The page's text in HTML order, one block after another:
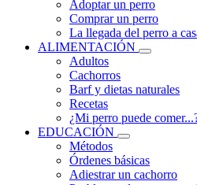
Adoptar un perro
Comprar un perro
La llegada del perro a
ALIMENTACIÓN
Adultos
Cachorros
Barf y dietas naturales
Recetas
¿Mi perro puede
EDUCACIÓN
Métodos
Órdenes básicas
Adiestrar un cachorro